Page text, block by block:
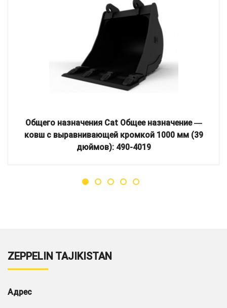
Общего назначения Cat Общее назначение ―
ковш с выравнивающей кромкой 1000 мм (39
дюймов): 490-4019
ZEPPELIN TAJIKISTAN
Адрес